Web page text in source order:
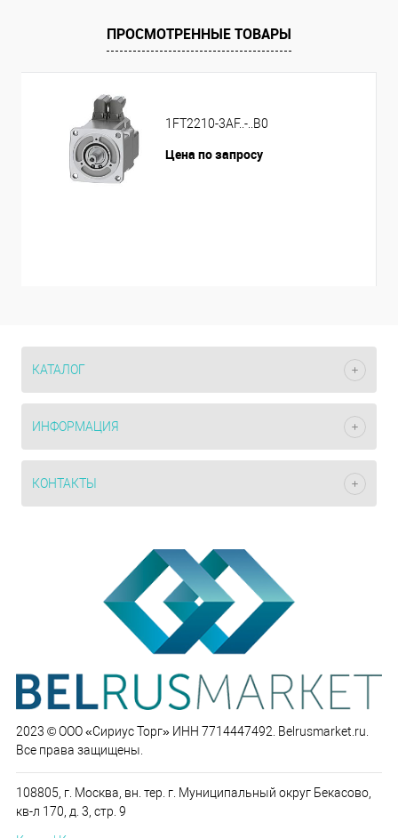
ПРОСМОТРЕННЫЕ ТОВАРЫ
1FT2210-3AF..-..B0
Цена по запросу
КАТАЛОГ
ИНФОРМАЦИЯ
КОНТАКТЫ
2023 © ООО «Сириус Торг» ИНН 7714447492. Belrusmarket.ru.
Все права защищены.
108805, г. Москва, вн. тер. г. Муниципальный округ Бекасово,
кв-л 170, д. 3, стр. 9